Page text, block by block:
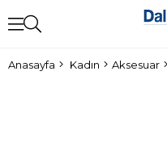
Anasayfa Kadın Aksesuar